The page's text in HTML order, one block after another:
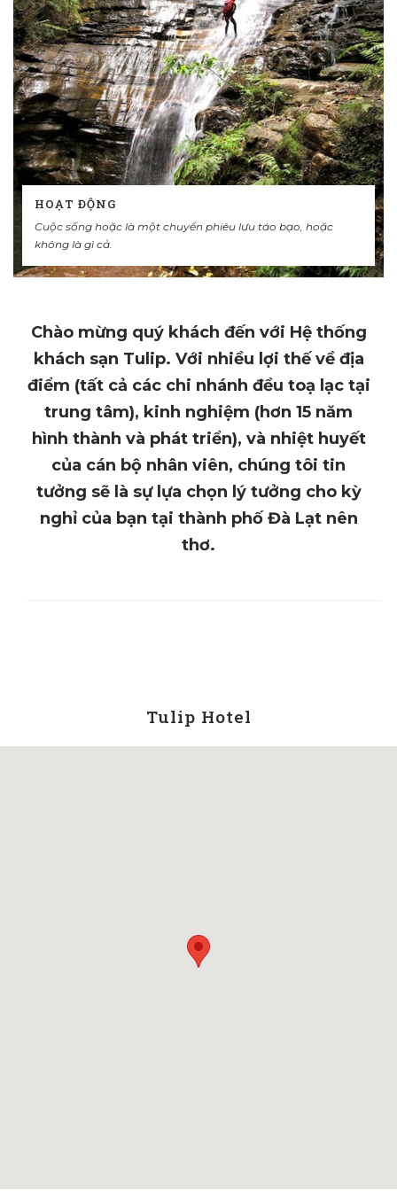
HOẠT ĐỘNG
Cuộc sống hoặc là một chuyến phiêu lưu táo bạo, hoặc
không là gì cả.
Chào mừng quý khách đến với Hệ thống
khách sạn Tulip. Với nhiều lợi thế về địa
điểm (tất cả các chi nhánh đều toạ lạc tại
trung tâm), kinh nghiệm (hơn 15 năm
hình thành và phát triển), và nhiệt huyết
của cán bộ nhân viên, chúng tôi tin
tưởng sẽ là sự lựa chọn lý tưởng cho kỳ
nghỉ của bạn tại thành phố Đà Lạt nên
thơ.
Tulip Hotel